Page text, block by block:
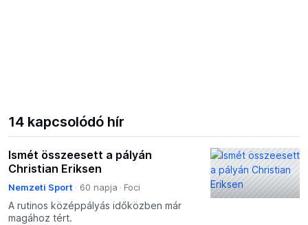
14 kapcsolódó hír
Ismét összeesett a pályán
Christian Eriksen
Nemzeti Sport 60 napja Foci
A rutinos középpályás időközben már
magához tért.